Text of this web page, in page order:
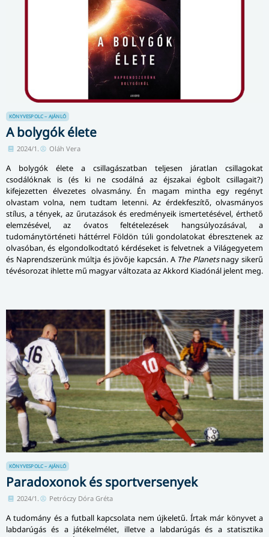
KÖNYVESPOLC – AJÁNLÓ
A bolygók élete
2024/1. Oláh Vera
A bolygók élete a csillagászatban teljesen járatlan csillagokat
csodálóknak is (és ki ne csodálná az éjszakai égbolt csillagait?)
kifejezetten élvezetes olvasmány. Én magam mintha egy regényt
olvastam volna, nem tudtam letenni. Az érdekfeszítő, olvasmányos
stílus, a tények, az űrutazások és eredményeik ismertetésével, érthető
elemzésével, az óvatos feltételezések hangsúlyozásával, a
tudománytörténeti háttérrel Földön túli gondolatokat ébresztenek az
olvasóban, és elgondolkodtató kérdéseket is felvetnek a Világegyetem
és Naprendszerünk múltja és jövője kapcsán. A The Planetsnagy sikerű
tévésorozat ihlette mű magyar változata az Akkord Kiadónál jelent meg.
KÖNYVESPOLC – AJÁNLÓ
Paradoxonok és sportversenyek
2024/1. Petróczy Dóra Gréta
A tudomány és a futball kapcsolata nem újkeletű. Írtak már könyvet a
labdarúgás és a játékelmélet, illetve a labdarúgás és a statisztika